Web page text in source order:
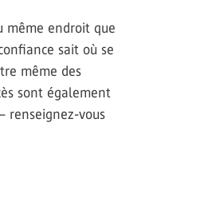
même endroit que
sait où se
même des
sont également
renseignez-vous